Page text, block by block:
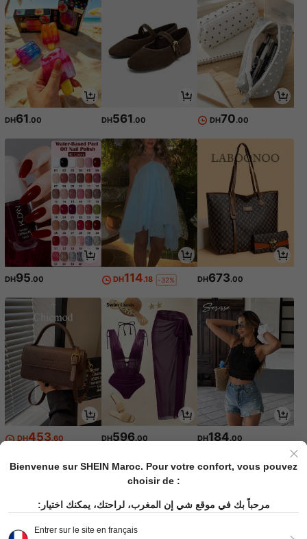
DH61.00 DH561.00 DH70.00
DH95.00 DH114.18 -32% DH673.00
DH453.60 DH596.00 DH184.00
Bienvenue sur SHEIN Maroc. Pour votre confort, vous pouvez
choisir de :
مرحباً بك في موقع شي إن المغرب، لراحتك، يمكنك اختيار:
Entrer sur le site en français